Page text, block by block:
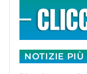
NOTIZIE PIÙ